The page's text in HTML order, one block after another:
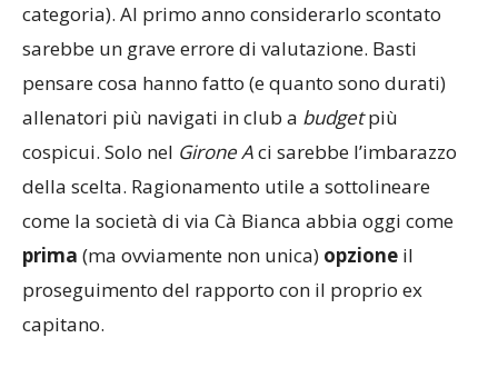
categoria). Al primo anno considerarlo scontato
sarebbe un grave errore di valutazione. Basti
pensare cosa hanno fatto (e quanto sono durati)
allenatori più navigati in club a budgetpiù
cospicui. Solo nel Girone Aci sarebbe l’imbarazzo
della scelta. Ragionamento utile a sottolineare
come la società di via Cà Bianca abbia oggi come
prima (ma ovviamente non unica) opzione il
proseguimento del rapporto con il proprio ex
capitano.